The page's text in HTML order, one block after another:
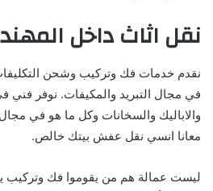
نقل اثاث داخل
نقدم خدمات فك وتركيب وشحن
في مجال التبريد والمكيفات. نوفر فني
والاباليك والسخانات وكل ما هو في
معانا انسي نقل عفش بيتك خالص.
ليست عمالة هم من يقوموا فك وتركيب